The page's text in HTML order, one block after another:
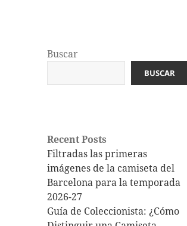
Buscar
BUSCAR
Recent Posts
Filtradas las primeras
imágenes de la camiseta del
Barcelona para la temporada
2026-27
Guía de Coleccionista: ¿Cómo